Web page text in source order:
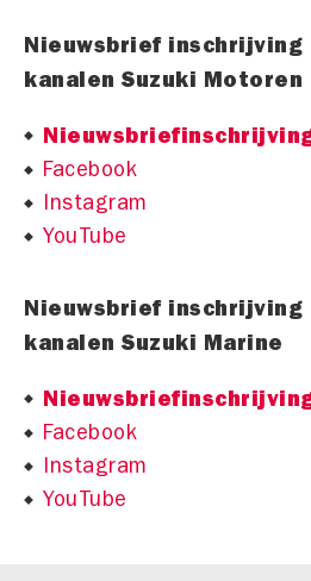
Nieuwsbrief inschrijving
kanalen Suzuki Motoren
Facebook
Instagram
YouTube
Nieuwsbrief inschrijving
kanalen Suzuki Marine
Facebook
Instagram
YouTube